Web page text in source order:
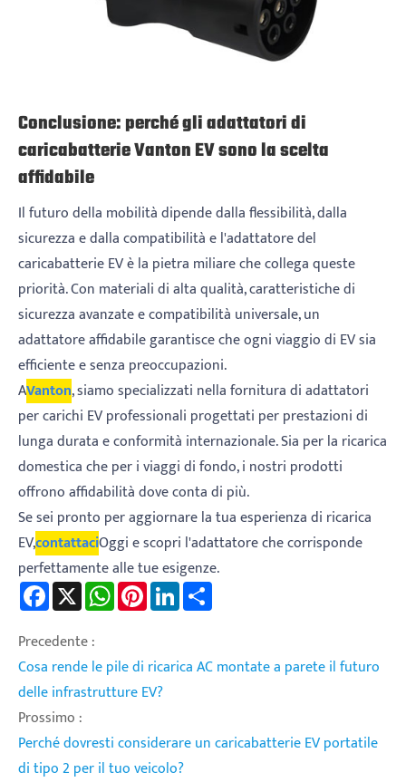
Conclusione: perché gli adattatori di
caricabatterie Vanton EV sono la scelta
affidabile
Il futuro della mobilità dipende dalla flessibilità, dalla
sicurezza e dalla compatibilità e l'adattatore del
caricabatterie EV è la pietra miliare che collega queste
priorità. Con materiali di alta qualità, caratteristiche di
sicurezza avanzate e compatibilità universale, un
adattatore affidabile garantisce che ogni viaggio di EV sia
efficiente e senza preoccupazioni.
AVanton, siamo specializzati nella fornitura di adattatori
per carichi EV professionali progettati per prestazioni di
lunga durata e conformità internazionale. Sia per la ricarica
domestica che per i viaggi di fondo, i nostri prodotti
offrono affidabilità dove conta di più.
Se sei pronto per aggiornare la tua esperienza di ricarica
EV,contattaciOggi e scopri l'adattatore che corrisponde
perfettamente alle tue esigenze.
Facebook WhatsAppPinterestLinkedIn
Precedente :
Cosa rende le pile di ricarica AC montate a parete il futuro
delle infrastrutture EV?
Prossimo :
Perché dovresti considerare un caricabatterie EV portatile
di tipo 2 per il tuo veicolo?